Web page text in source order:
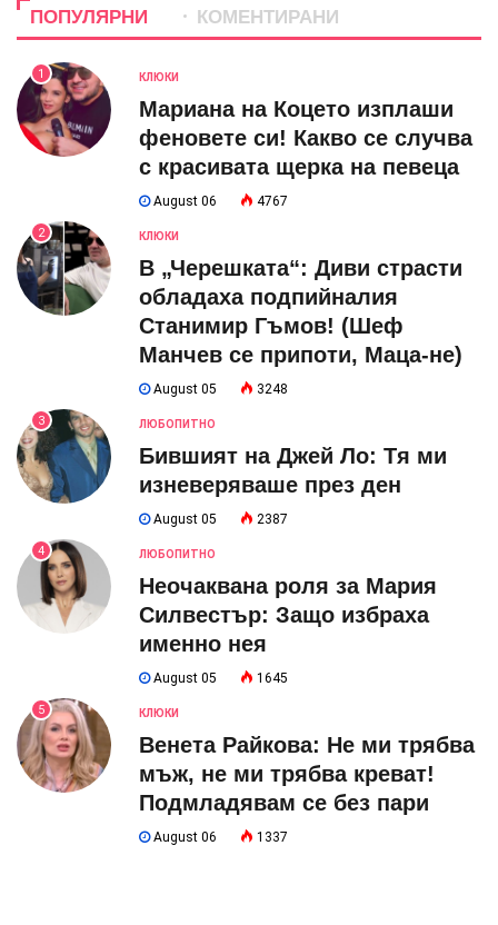
ПОПУЛЯРНИ КОМЕНТИРАНИ
1 КЛЮКИ
Мариана на Коцето изплаши
феновете си! Какво се случва
с красивата щерка на певеца
August 06 4767
2 КЛЮКИ
В „Черешката“: Диви страсти
обладаха подпийналия
Станимир Гъмов! (Шеф
Манчев се припоти, Маца-не)
August 05 3248
3 ЛЮБОПИТНО
Бившият на Джей Ло: Тя ми
изневеряваше през ден
August 05 2387
4 ЛЮБОПИТНО
Неочаквана роля за Мария
Силвестър: Защо избраха
именно нея
August 05 1645
5 КЛЮКИ
Венета Райкова: Не ми трябва
мъж, не ми трябва креват!
Подмладявам се без пари
August 06 1337